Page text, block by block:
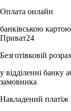
Оплата онлайн
банківською
Приват24
Безготівковій
у відділенні банку
замовника
Накладений платіж